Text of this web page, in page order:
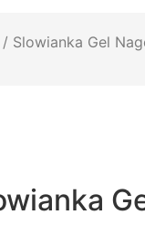
/ Slowianka Gel